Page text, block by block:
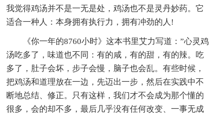
我觉得鸡汤并不是一无是处，鸡汤也不是灵丹妙药。它
适合一种人：本身拥有执行力，拥有冲劲的人!
《你一年的8760小时》这本书里艾力写道：”心灵鸡
汤吃多了，味道也不同：有的咸，有的甜，有的辣。吃
多了，肚子会坏，步子会慢，脑子也会乱。有些时候，
把鸡汤和道理放在一边，先迈出一步，然后在实践中不
断地总结、修正。只有这样，我们才不会成为那个懂的
很多，会的却不多，最后几乎没有任何改变、一事无成